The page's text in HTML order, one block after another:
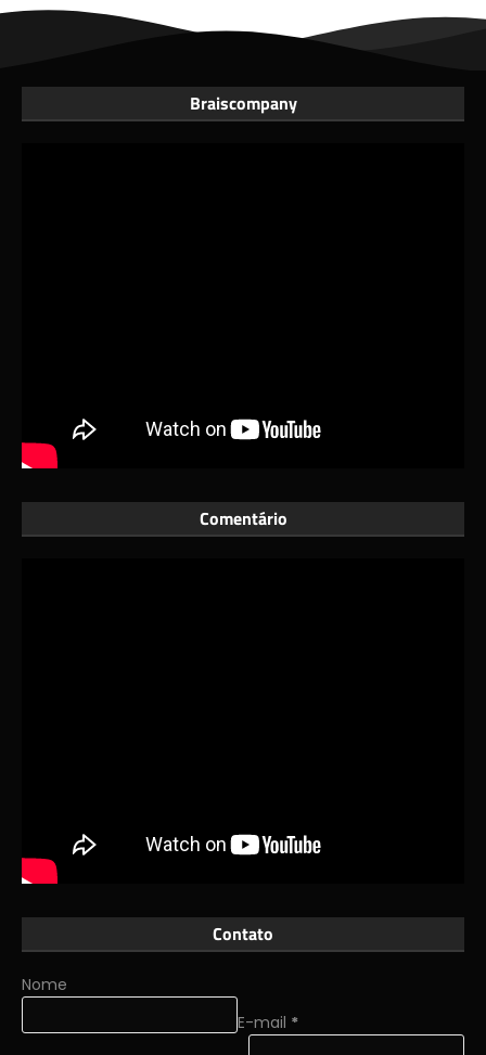
Braiscompany
Comentário
Contato
Nome
E-mail *